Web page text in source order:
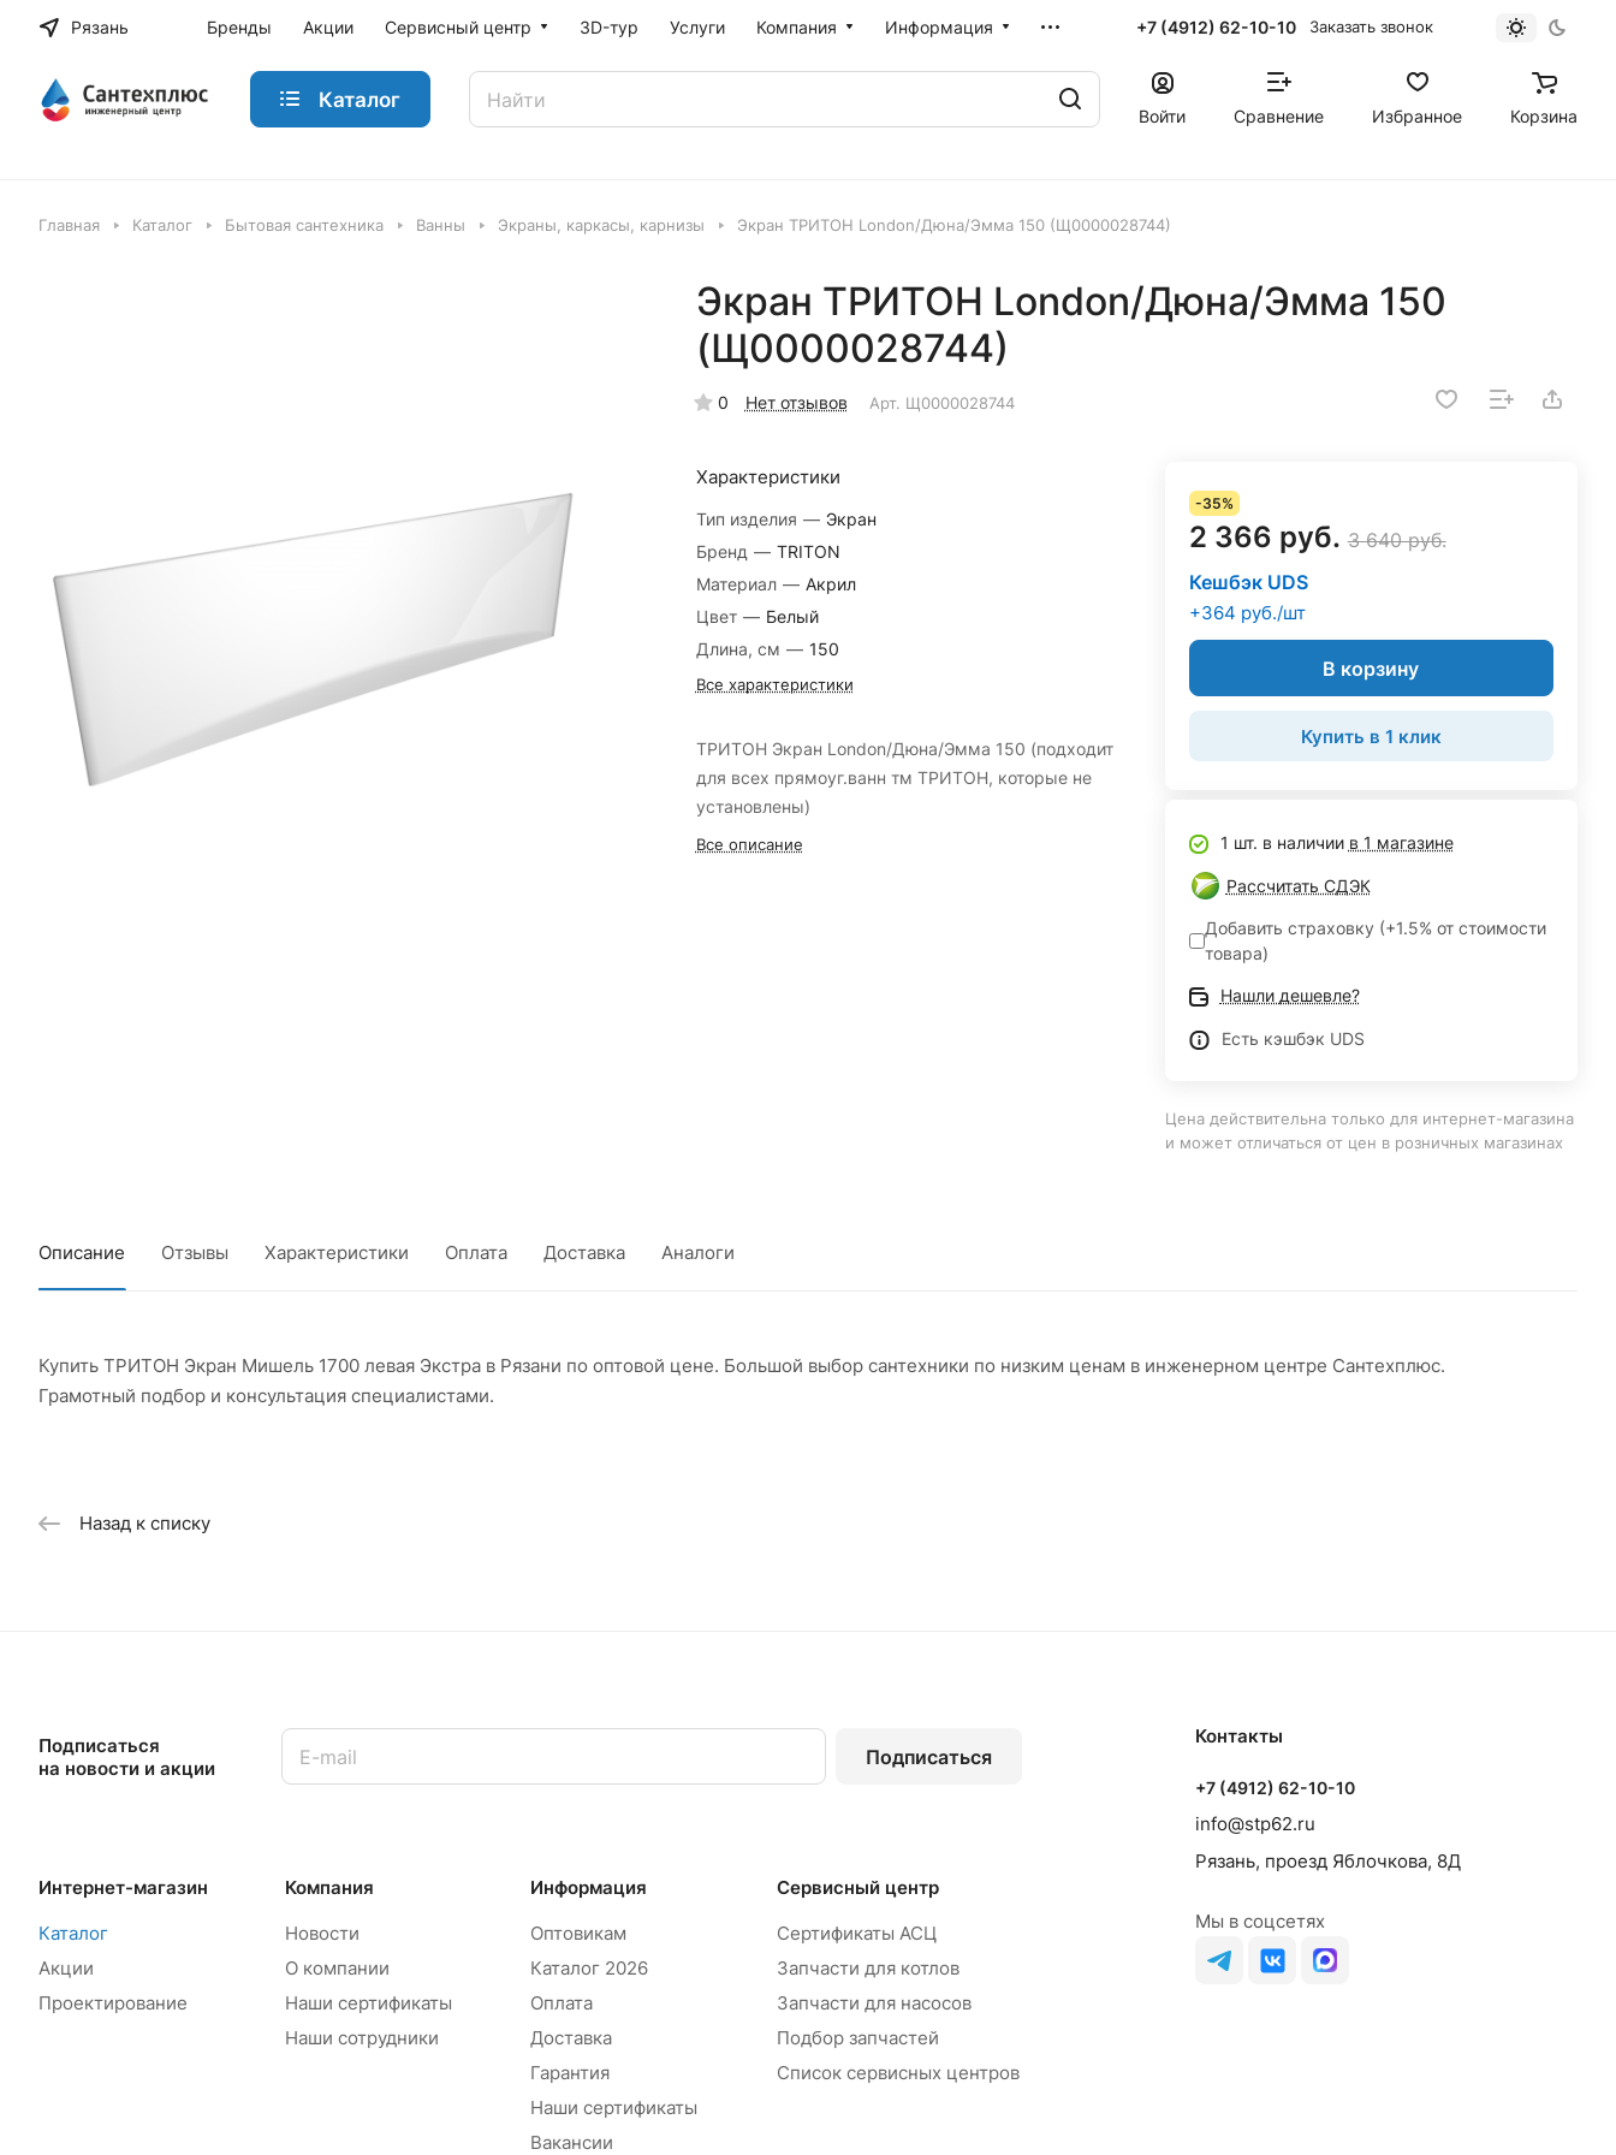
Рязань Бренды Акции Сервисный центр 3D-тур Услуги Компания Информация +7 (4912) 62-10-10 Заказать звонок
Каталог
Войти Сравнение Избранное Корзина
Главная Каталог Бытовая сантехника Ванны Экраны, каркасы, карнизы Экран ТРИТОН London/Дюна/Эмма 150 (Щ0000028744)
Экран ТРИТОН London/Дюна/Эмма 150
(Щ0000028744)
0 Нет отзывов Арт. Щ0000028744
Характеристики
Тип изделия — Экран
Бренд — TRITON
Материал — Акрил
Цвет — Белый
Длина, см — 150
Все характеристики
ТРИТОН Экран London/Дюна/Эмма 150 (подходит
для всех прямоуг.ванн тм ТРИТОН, которые не
установлены)
Все описание
-35%
2 366 руб. 3 640 руб.
Кешбэк UDS
+364 руб./шт
В корзину
Купить в 1 клик
1 шт. в наличии в 1 магазине
Рассчитать СДЭК
Добавить страховку (+1.5% от стоимости
товара)
Нашли дешевле?
Есть кэшбэк UDS
Цена действительна только для интернет-магазина
и может отличаться от цен в розничных магазинах
Описание Отзывы Характеристики Оплата Доставка Аналоги
Купить ТРИТОН Экран Мишель 1700 левая Экстра в Рязани по оптовой цене. Большой выбор сантехники по низким ценам в инженерном центре Сантехплюс.
Грамотный подбор и консультация специалистами.
Назад к списку
Подписаться
на новости и акции
Подписаться
Интернет-магазин
Каталог
Акции
Проектирование
Компания
Новости
О компании
Наши сертификаты
Наши сотрудники
Информация
Оптовикам
Каталог 2026
Оплата
Доставка
Гарантия
Наши сертификаты
Вакансии
Сервисный центр
Сертификаты АСЦ
Запчасти для котлов
Запчасти для насосов
Подбор запчастей
Список сервисных центров
Контакты
+7 (4912) 62-10-10
info@stp62.ru
Рязань, проезд Яблочкова, 8Д
Мы в соцсетях